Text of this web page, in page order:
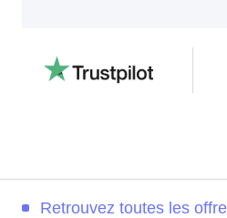
Retrouvez toutes les